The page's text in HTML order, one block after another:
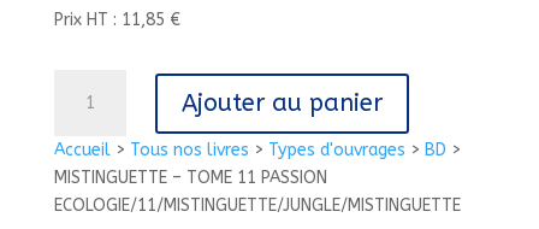
Accueil> Tous nos livres > Types d'ouvrages > BD >
MISTINGUETTE – TOME 11 PASSION
ECOLOGIE/11/MISTINGUETTE/JUNGLE/MISTINGUETTE
Prix HT : 11,85 €
MISTINGUETTE
-
TOME
Ajouter au panier